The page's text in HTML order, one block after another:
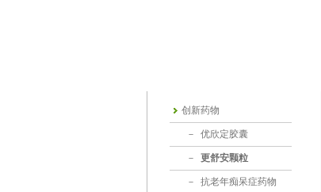
创新药物
－ 优欣定胶囊
－ 更舒安颗粒
－ 抗老年痴呆症药物